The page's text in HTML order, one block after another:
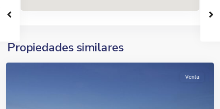
Propiedades similares
Casa
Romana
Venta